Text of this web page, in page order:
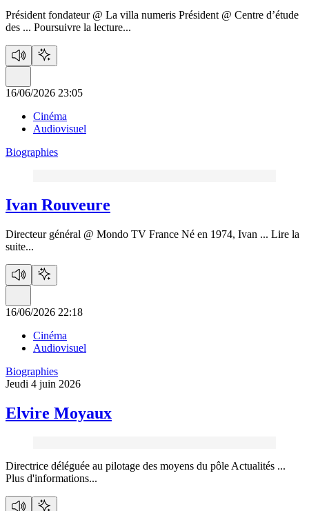
Président fondateur @ La villa numeris Président @ Centre d’étude
des ... Poursuivre la lecture...
16/06/2026 23:05
Cinéma
Audiovisuel
Biographies
Ivan Rouveure
Directeur général @ Mondo TV France Né en 1974, Ivan ... Lire la
suite...
16/06/2026 22:18
Cinéma
Audiovisuel
Biographies
Jeudi 4 juin 2026
Elvire Moyaux
Directrice déléguée au pilotage des moyens du pôle Actualités ...
Plus d'informations...